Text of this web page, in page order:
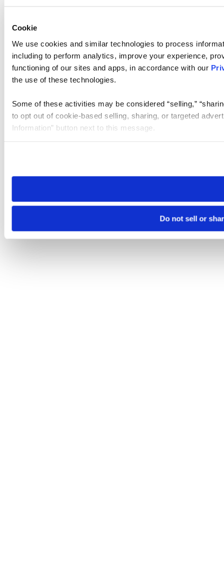
Cookie
We use cookies and similar technologies to process
including to perform analytics, improve your experience,
functioning of our sites and apps, in accordance with our
the use of these technologies.
Some of these activities may be considered “selling,”
to opt out of cookie-based selling, sharing, or targeted
Information” button next to this message.
need to be set again.
Do not sell or